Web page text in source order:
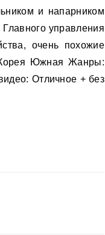
и напарником
управления
очень похожие
Корея Южная Жанры:
Отличное + без